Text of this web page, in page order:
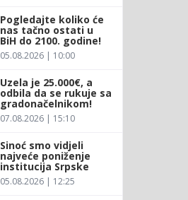
Pogledajte koliko će
nas tačno ostati u
BiH do 2100. godine!
05.08.2026 | 10:00
Uzela je 25.000€, a
odbila da se rukuje sa
gradonačelnikom!
07.08.2026 | 15:10
Sinoć smo vidjeli
najveće poniženje
institucija Srpske
05.08.2026 | 12:25